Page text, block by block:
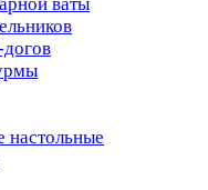
настольные